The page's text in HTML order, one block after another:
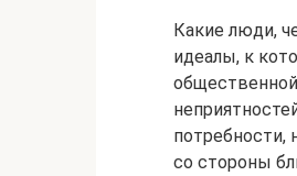
Какие люди,
идеалы, к
потребности,
со стороны